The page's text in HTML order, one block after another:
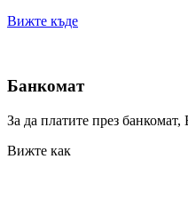
Вижте къде
Банкомат
За да платите през
Вижте как